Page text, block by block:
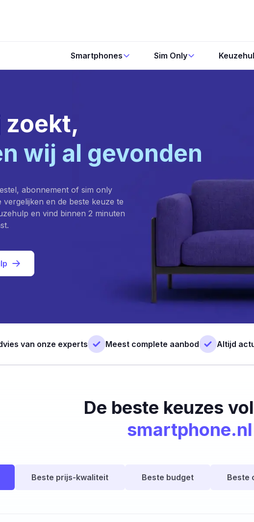
Smartphones Sim Only
zoekt,
wij al gevonden
abonnement of sim only
vergelijken en de beste keuze te
en vind binnen 2 minuten
van onze experts Meest complete aanbod Altijd
De beste keuzes
smartphone.nl
Beste prijs-kwaliteit Beste budget Beste